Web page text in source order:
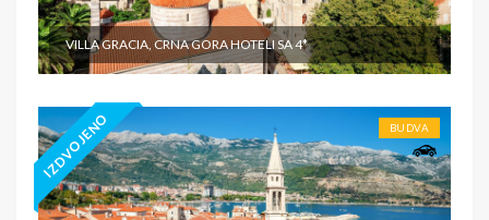
VILLA GRACIA, CRNA GORA HOTELI SA 4*
IZDVOJENO BUDVA